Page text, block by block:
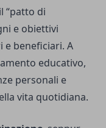
“patto di
e obiettivi
e beneficiari. A
educativo,
personali e
vita quotidiana.